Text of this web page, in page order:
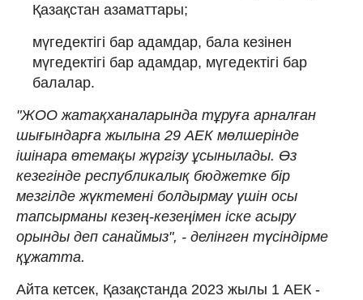
Қазақстан азаматтары;
мүгедектігі бар адамдар, бала кезінен
мүгедектігі бар адамдар, мүгедектігі бар
балалар.
"ЖОО жатақханаларында тұруға арналған
шығындарға жылына 29 АЕК мөлшерінде
ішінара өтемақы жүргізу ұсынылады. Өз
кезегінде республикалық бюджетке бір
мезгілде жүктемені болдырмау үшін осы
тапсырманы кезең-кезеңімен іске асыру
орынды деп санаймыз", - делінген түсіндірме
құжатта.
Айта кетсек, Қазақстанда 2023 жылы 1 АЕК -